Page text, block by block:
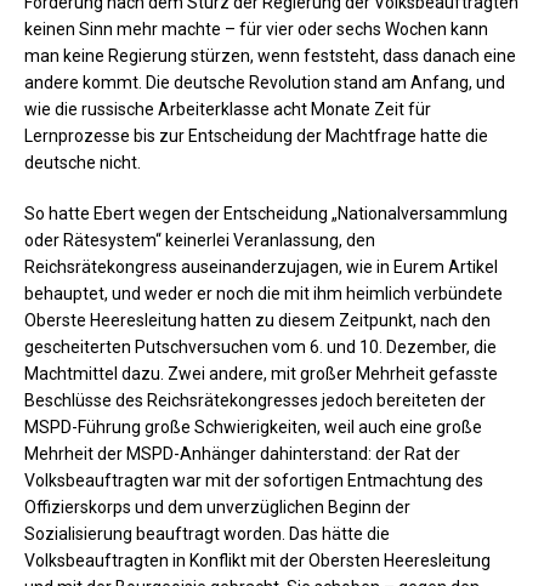
keinen Sinn mehr machte – für vier oder sechs Wochen kann
man keine Regierung stürzen, wenn feststeht, dass danach eine
andere kommt. Die deutsche Revolution stand am Anfang, und
wie die russische Arbeiterklasse acht Monate Zeit für
Lernprozesse bis zur Entscheidung der Machtfrage hatte die
deutsche nicht.
So hatte Ebert wegen der Entscheidung „Nationalversammlung
oder Rätesystem“ keinerlei Veranlassung, den
Reichsrätekongress auseinanderzujagen, wie in Eurem Artikel
behauptet, und weder er noch die mit ihm heimlich verbündete
Oberste Heeresleitung hatten zu diesem Zeitpunkt, nach den
gescheiterten Putschversuchen vom 6. und 10. Dezember, die
Machtmittel dazu. Zwei andere, mit großer Mehrheit gefasste
Beschlüsse des Reichsrätekongresses jedoch bereiteten der
MSPD-Führung große Schwierigkeiten, weil auch eine große
Mehrheit der MSPD-Anhänger dahinterstand: der Rat der
Volksbeauftragten war mit der sofortigen Entmachtung des
Offizierskorps und dem unverzüglichen Beginn der
Sozialisierung beauftragt worden. Das hätte die
Volksbeauftragten in Konflikt mit der Obersten Heeresleitung